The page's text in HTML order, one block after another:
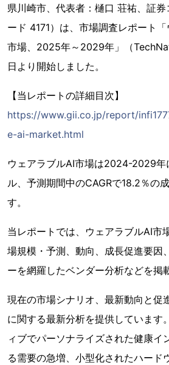
県川崎市、代表者：樋口 荘祐、証
ード 4171）は、市場調査レポート
市場、2025年～2029年」（
日より開始しました。
【当レポートの詳細目次】
https://www.gii.co.jp/report/
e-ai-market.html
ウェアラブルAI市場は2024-2029
ル、予測期間中のCAGRで18.2％の
す。
当レポートでは、ウェアラブルAI市
場規模・予測、動向、成長促進要因
ーを網羅したベンダー分析などを掲
現在の市場シナリオ、最新動向と促
に関する最新分析を提供しています
ィブでパーソナライズされた健康イ
る需要の急増、小型化されたハード